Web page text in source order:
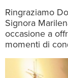
Ringraziamo
Signora
occasione a
momenti di